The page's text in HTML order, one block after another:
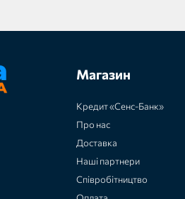
Магазин
Кредит «Сенс-Банк»
Про нас
Доставка
Наші партнери
Співробітництво